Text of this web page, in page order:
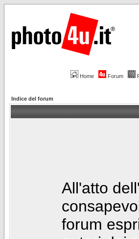
Home Forum
Indice del forum
All'atto
forum